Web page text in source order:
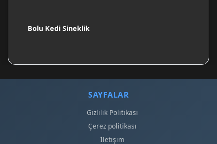
Bolu Kedi Sineklik
SAYFALAR
Gizlilik Politikası
Çerez politikası
İletişim